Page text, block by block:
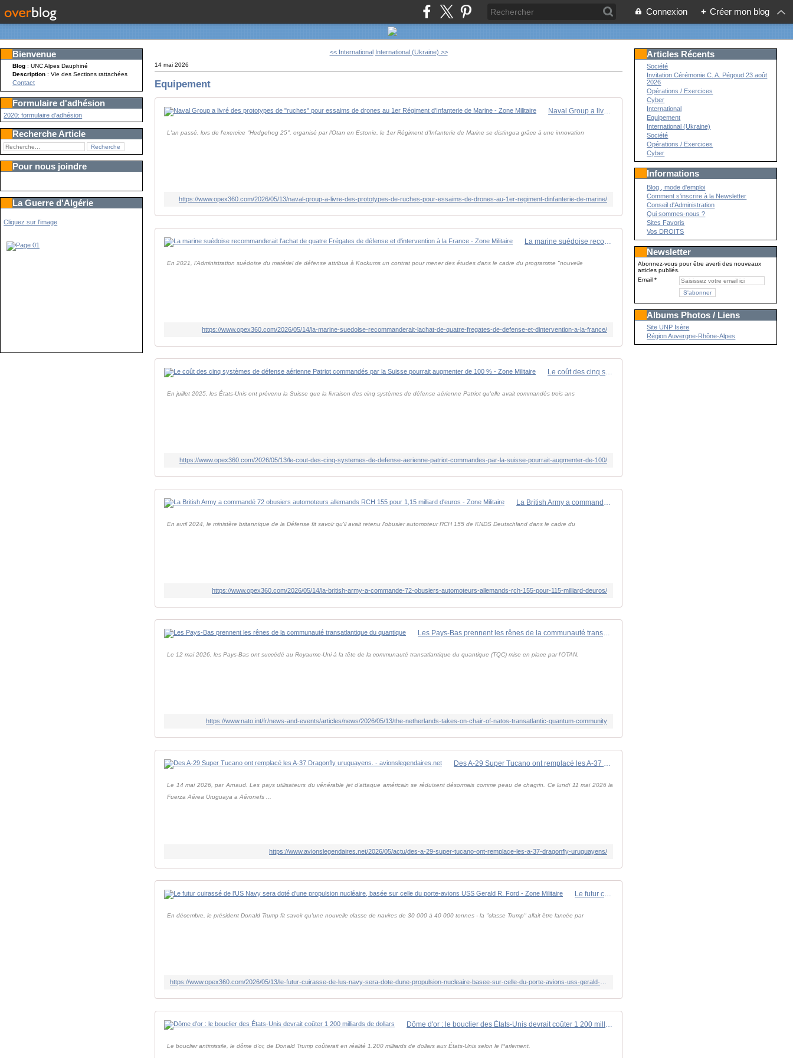
Connexion + Créer mon blog
Bienvenue
Blog : UNC Alpes Dauphiné
Description: Vie des Sections rattachées
Contact
Formulaire d'adhésion
2020: formulaire d'adhésion
Recherche Article
Pour nous joindre
La Guerre d'Algérie
Cliquez sur l'image
<< International International (Ukraine) >>
14 mai 2026
Equipement
Naval Group a livré des prototypes de "ruches" pour essaims de drones au 1er Régiment d'Infanterie de Marine - Zone Militaire
L'an passé, lors de l'exercice "Hedgehog 25", organisé par l'Otan en Estonie, le 1er Régiment d'Infanterie de Marine se distingua grâce à une innovation
https://www.opex360.com/2026/05/13/naval-group-a-livre-des-prototypes-de-ruches-pour-essaims-de-drones-au-1er-regiment-dinfanterie-de-marine/
La marine suédoise recommanderait l'achat de quatre Frégates de défense et d'intervention à la France - Zone Militaire
En 2021, l'Administration suédoise du matériel de défense attribua à Kockums un contrat pour mener des études dans le cadre du programme "nouvelle
https://www.opex360.com/2026/05/14/la-marine-suedoise-recommanderait-lachat-de-quatre-fregates-de-defense-et-dintervention-a-la-france/
Le coût des cinq systèmes de défense aérienne Patriot commandés par la Suisse pourrait augmenter de 100 % - Zone Militaire
En juillet 2025, les États-Unis ont prévenu la Suisse que la livraison des cinq systèmes de défense aérienne Patriot qu'elle avait commandés trois ans
https://www.opex360.com/2026/05/13/le-cout-des-cinq-systemes-de-defense-aerienne-patriot-commandes-par-la-suisse-pourrait-augmenter-de-100/
La British Army a commandé 72 obusiers automoteurs allemands RCH 155 pour 1,15 milliard d'euros - Zone Militaire
En avril 2024, le ministère britannique de la Défense fit savoir qu'il avait retenu l'obusier automoteur RCH 155 de KNDS Deutschland dans le cadre du
https://www.opex360.com/2026/05/14/la-british-army-a-commande-72-obusiers-automoteurs-allemands-rch-155-pour-115-milliard-deuros/
Les Pays-Bas prennent les rênes de la communauté transatlantique du quantique
Le 12 mai 2026, les Pays-Bas ont succédé au Royaume-Uni à la tête de la communauté transatlantique du quantique (TQC) mise en place par l'OTAN.
https://www.nato.int/fr/news-and-events/articles/news/2026/05/13/the-netherlands-takes-on-chair-of-natos-transatlantic-quantum-community
Des A-29 Super Tucano ont remplacé les A-37 Dragonfly uruguayens. - avionslegendaires.net
Le 14 mai 2026, par Arnaud. Les pays utilisateurs du vénérable jet d'attaque américain se réduisent désormais comme peau de chagrin. Ce lundi 11 mai 2026 la
Fuerza Aérea Uruguaya a Aéronefs ...
https://www.avionslegendaires.net/2026/05/actu/des-a-29-super-tucano-ont-remplace-les-a-37-dragonfly-uruguayens/
Le futur cuirassé de l'US Navy sera doté d'une propulsion nucléaire, basée sur celle du porte-avions USS Gerald R. Ford - Zone Militaire
En décembre, le président Donald Trump fit savoir qu'une nouvelle classe de navires de 30 000 à 40 000 tonnes - la "classe Trump" allait être lancée par
Dôme d'or : le bouclier des États-Unis devrait coûter 1 200 milliards de dollars
Le bouclier antimissile, le dôme d'or, de Donald Trump coûterait en réalité 1.200 milliards de dollars aux États-Unis selon le Parlement.
Articles Récents
Société
Invitation Cérémonie C. A. Pégoud 23 août
2026
Opérations / Exercices
Cyber
International
Equipement
International (Ukraine)
Société
Opérations / Exercices
Cyber
Informations
Blog , mode d'emploi
Comment s'inscrire à la Newsletter
Conseil d'Administration
Qui sommes-nous ?
Sites Favoris
Vos DROITS
Newsletter
Abonnez-vous pour être averti des nouveaux
articles publiés.
Email
Albums Photos / Liens
Site UNP Isère
Région Auvergne-Rhône-Alpes